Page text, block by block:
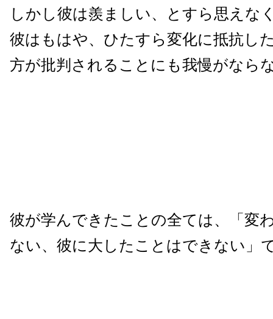
しかし彼は羨ましい、とすら思えな
彼はもはや、ひたすら変化に抵抗し
方が批判されることにも我慢がなら
彼が学んできたことの全ては、「変
ない、彼に大したことはできない」